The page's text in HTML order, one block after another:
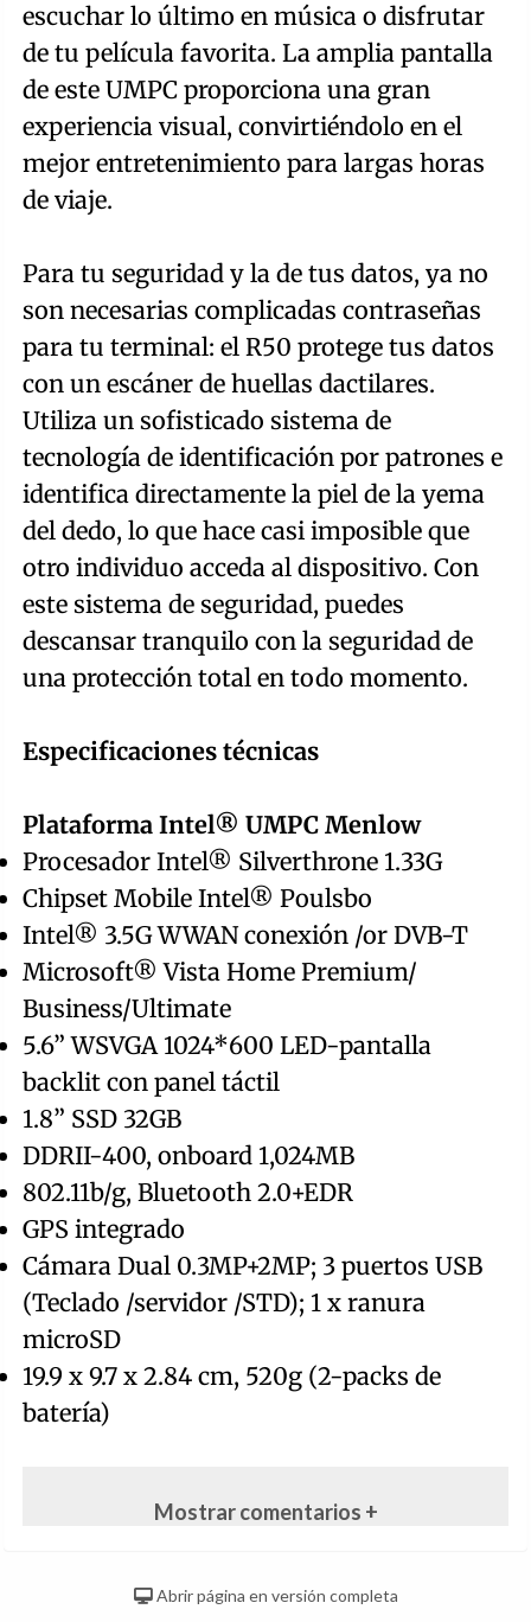
escuchar lo último en música o disfrutar
de tu película favorita. La amplia pantalla
de este UMPC proporciona una gran
experiencia visual, convirtiéndolo en el
mejor entretenimiento para largas horas
de viaje.
Para tu seguridad y la de tus datos, ya no
son necesarias complicadas contraseñas
para tu terminal: el R50 protege tus datos
con un escáner de huellas dactilares.
Utiliza un sofisticado sistema de
tecnología de identificación por patrones e
identifica directamente la piel de la yema
del dedo, lo que hace casi imposible que
otro individuo acceda al dispositivo. Con
este sistema de seguridad, puedes
descansar tranquilo con la seguridad de
una protección total en todo momento.
Especificaciones técnicas
Plataforma Intel® UMPC Menlow
Procesador Intel® Silverthrone 1.33G
Chipset Mobile Intel® Poulsbo
Intel® 3.5G WWAN conexión /or DVB-T
Microsoft® Vista Home Premium/
Business/Ultimate
5.6” WSVGA 1024*600 LED-pantalla
backlit con panel táctil
1.8” SSD 32GB
DDRII-400, onboard 1,024MB
802.11b/g, Bluetooth 2.0+EDR
GPS integrado
Cámara Dual 0.3MP+2MP; 3 puertos USB
(Teclado /servidor /STD); 1 x ranura
microSD
19.9 x 9.7 x 2.84 cm, 520g (2-packs de
batería)
Mostrar comentarios +
Abrir página en versión completa